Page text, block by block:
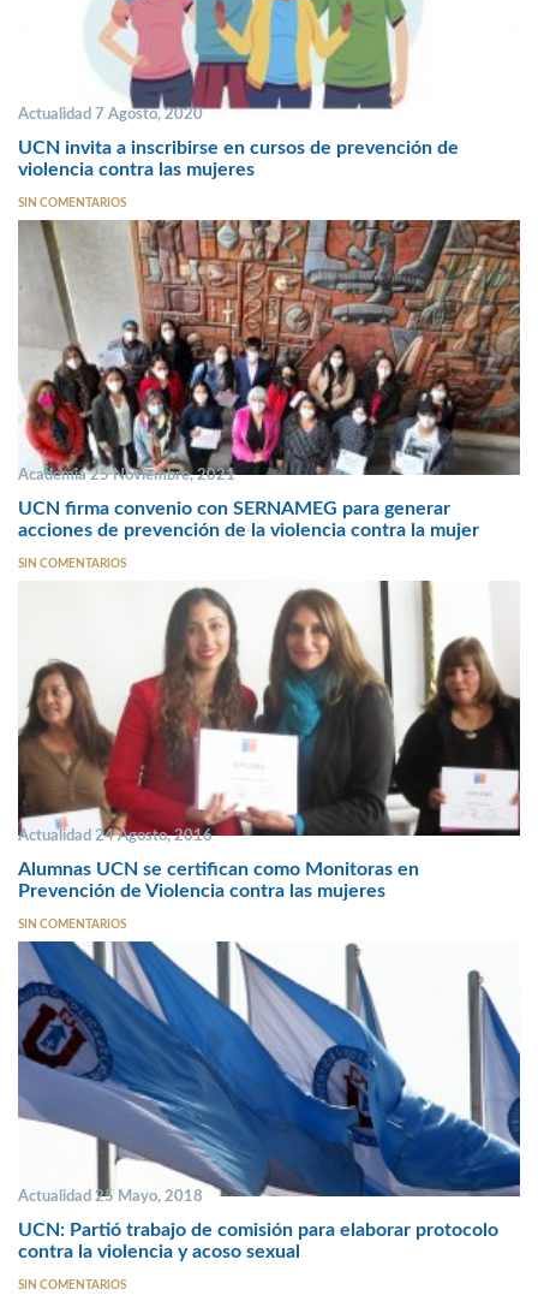
Actualidad 7 Agosto, 2020
UCN invita a inscribirse en cursos de prevención de
violencia contra las mujeres
SIN COMENTARIOS
Academia 25 Noviembre, 2021
UCN firma convenio con SERNAMEG para generar
acciones de prevención de la violencia contra la mujer
SIN COMENTARIOS
Actualidad 24 Agosto, 2016
Alumnas UCN se certifican como Monitoras en
Prevención de Violencia contra las mujeres
SIN COMENTARIOS
Actualidad 25 Mayo, 2018
UCN: Partió trabajo de comisión para elaborar protocolo
contra la violencia y acoso sexual
SIN COMENTARIOS